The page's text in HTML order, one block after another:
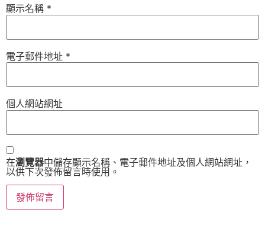
顯示名稱 *
電子郵件地址 *
個人網站網址
在瀏覽器中儲存顯示名稱、電子郵件地址及個人網站網址，
以供下次發佈留言時使用。